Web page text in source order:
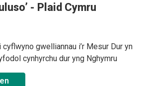
- Plaid Cymru
gwelliannau i’r Mesur Dur yn
cynhyrchu dur yng Nghymru